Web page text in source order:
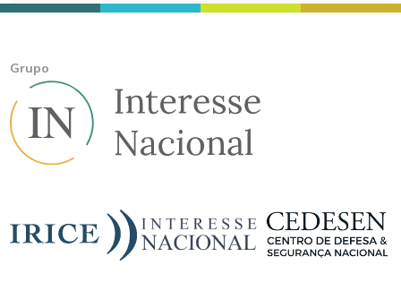
Grupo